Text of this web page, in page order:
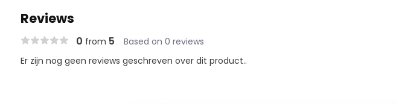
Reviews
0 from 5 Based on 0 reviews
Er zijn nog geen reviews geschreven over dit product..